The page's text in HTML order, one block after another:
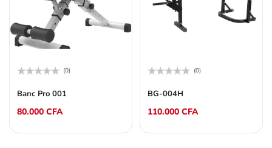
0
5
(0)
Banc Pro 001
80.000 CFA
0
5
(0)
BG-004H
110.000 CFA